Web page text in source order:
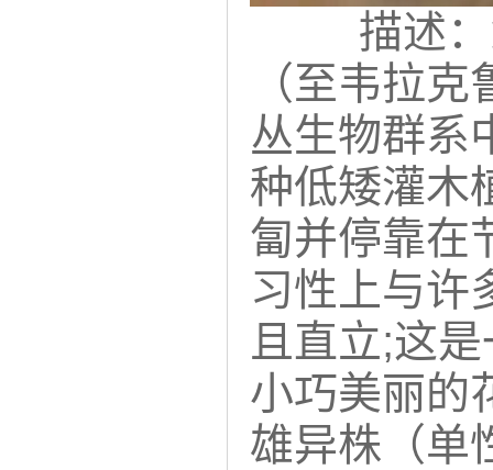
描述
（至韦拉
丛生物群系
种低矮灌木
匐并停靠在
习性上与许
且直立;这
小巧美丽的
雄异株（单